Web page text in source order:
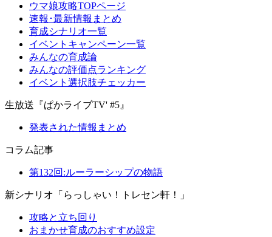
ウマ娘攻略TOPページ
速報･最新情報まとめ
育成シナリオ一覧
イベントキャンペーン一覧
みんなの育成論
みんなの評価点ランキング
イベント選択肢チェッカー
生放送『ぱかライブTV' #5』
発表された情報まとめ
コラム記事
第132回:ルーラーシップの物語
新シナリオ「らっしゃい！トレセン軒！」
攻略と立ち回り
おまかせ育成のおすすめ設定